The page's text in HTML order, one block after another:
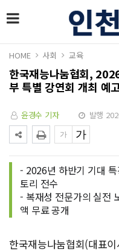
HOME 사회 교육
한국재능나눔협회,
부 특별 강연회 개최 예
윤경수 기자 발행
- 2026년 하반기 기대
토리 전수
- 복재성 전문가의 실전
액 무료 공개
한국재능나눔협회(대표